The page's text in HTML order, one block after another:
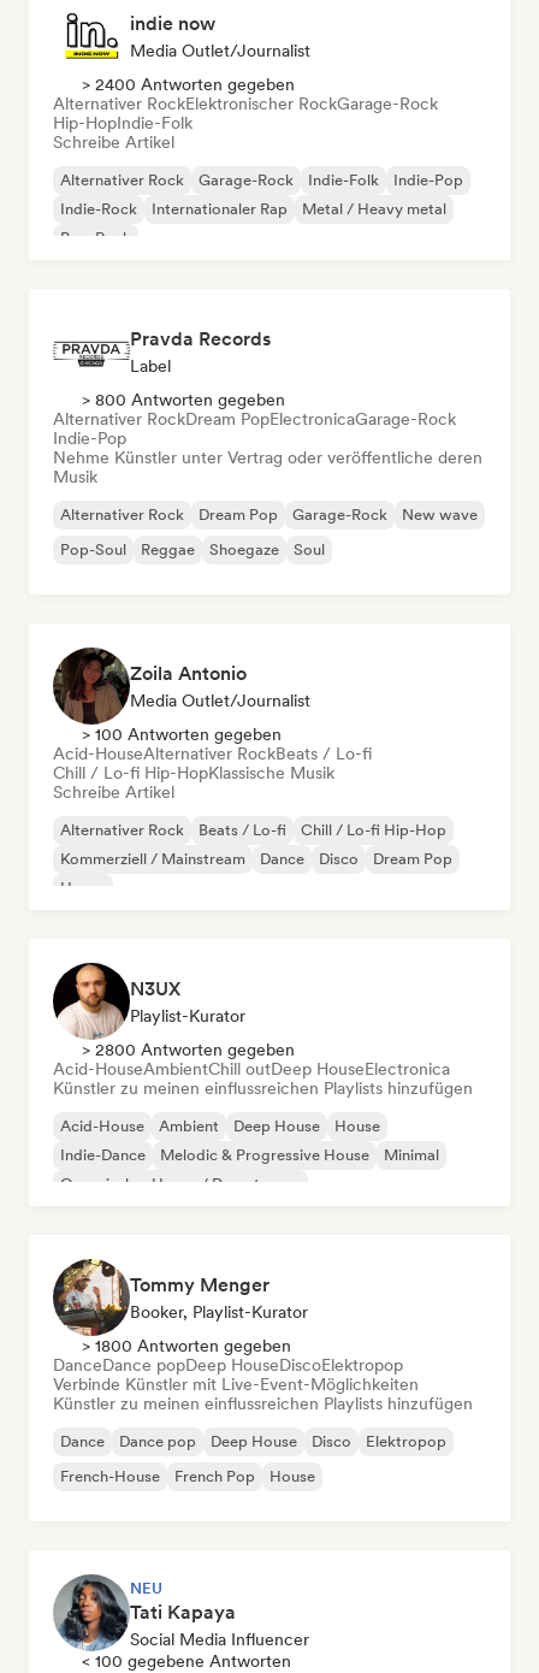
indie now
Media Outlet/Journalist
> 2400 Antworten gegeben
Alternativer RockElektronischer RockGarage-Rock
Hip-HopIndie-Folk
Schreibe Artikel
Alternativer Rock Garage-Rock Indie-Folk
Indie-Pop
Indie-Rock
Internationaler Rap
Metal / Heavy metal
Pop-Rock
Pravda Records
Label
> 800 Antworten gegeben
Alternativer RockDream PopElectronicaGarage-Rock
Indie-Pop
Nehme Künstler unter Vertrag oder veröffentliche deren
Musik
Alternativer Rock Dream Pop Garage-Rock
New wave
Pop-Soul
Reggae Shoegaze Soul
Zoila Antonio
Media Outlet/Journalist
> 100 Antworten gegeben
Acid-HouseAlternativer RockBeats / Lo-fi
Chill / Lo-fi Hip-HopKlassische Musik
Schreibe Artikel
Alternativer Rock Beats / Lo-fi
Chill / Lo-fi Hip-Hop
Kommerziell / Mainstream
Dance Disco
Dream Pop
House
N3UX
Playlist-Kurator
> 2800 Antworten gegeben
Acid-HouseAmbientChill outDeep HouseElectronica
Künstler zu meinen einflussreichen Playlists hinzufügen
Acid-House Ambient Deep House
House
Indie-Dance
Melodic & Progressive House
Minimal
Organischer House / Downtempo
Tommy Menger
Booker, Playlist-Kurator
> 1800 Antworten gegeben
DanceDance popDeep HouseDiscoElektropop
Verbinde Künstler mit Live-Event-Möglichkeiten
Künstler zu meinen einflussreichen Playlists hinzufügen
Dance Dance pop Deep House Disco
Elektropop
French-House
French Pop House
NEU
Tati Kapaya
Social Media Influencer
< 100 gegebene Antworten